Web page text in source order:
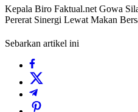
Kepala Biro Faktual.net Gowa
Pererat Sinergi Lewat Makan
Sebarkan artikel ini